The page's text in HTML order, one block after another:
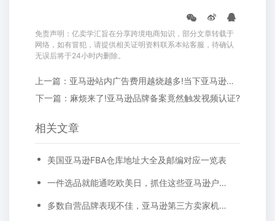
免责声明：亿卖学汇旨在分享跨境电商知识，部分文章转载于
网络，如有冒犯，请提供相关证明资料联系本站客服，待确认
无误后将于24小时内删除。
上一篇：亚马逊站内广告费用越烧越多!当下亚马逊卖家应如何在旺季打开局面?
下一篇：麻烦来了!亚马逊品牌备案竟然触发视频认证?
相关文章
美国亚马逊FBA仓库地址大全及邮编对应一览表
一件选品就能通吃欧美日，抓住这些亚马逊户外运动细分类目，畅销全球不是梦
多数自营品牌表现不佳，亚马逊第三方卖家机会来了！